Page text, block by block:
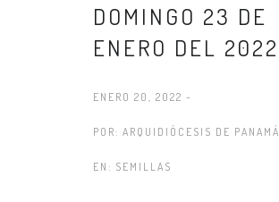
DOMINGO 23 DE
ENERO DEL 2022
ENERO 20, 2022 -
POR: ARQUIDIÓCESIS DE PANAMÁ
EN: SEMILLAS